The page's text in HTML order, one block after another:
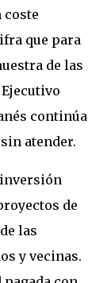
coste
que para
de las
continúa
atender.
inversión
de
las
y vecinas.